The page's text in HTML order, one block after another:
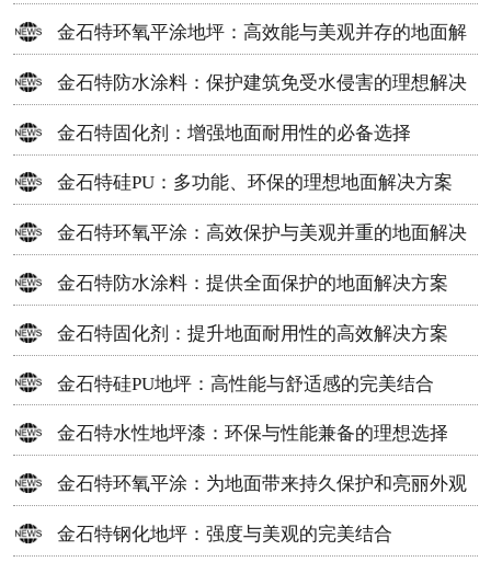
金石特环氧平涂地坪：高效能与美观并存的地面解
决方案
金石特防水涂料：保护建筑免受水侵害的理想解决
方案
金石特固化剂：增强地面耐用性的必备选择
金石特硅PU：多功能、环保的理想地面解决方案
金石特环氧平涂：高效保护与美观并重的地面解决
方案
金石特防水涂料：提供全面保护的地面解决方案
金石特固化剂：提升地面耐用性的高效解决方案
金石特硅PU地坪：高性能与舒适感的完美结合
金石特水性地坪漆：环保与性能兼备的理想选择
金石特环氧平涂：为地面带来持久保护和亮丽外观
金石特钢化地坪：强度与美观的完美结合